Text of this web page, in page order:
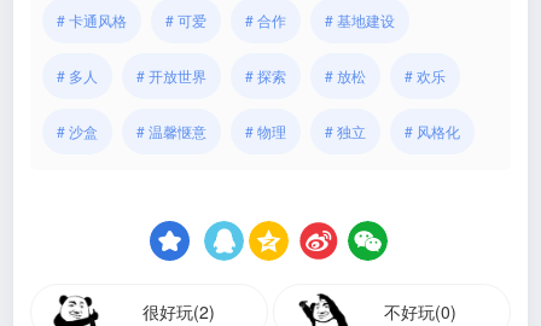
# 卡通风格 # 可爱 # 合作 # 基地建设
# 多人 # 开放世界 # 探索 # 放松 # 欢乐
# 沙盒 # 温馨惬意 # 物理 # 独立 # 风格化
很好玩(2) 不好玩(0)